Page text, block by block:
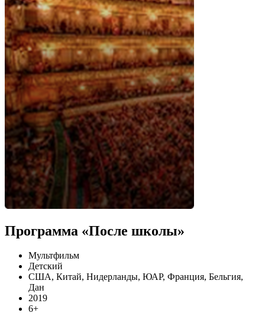
Программа «После школы»
Мультфильм
Детский
США, Китай, Нидерланды, ЮАР, Франция, Бельгия,
Дан
2019
6+